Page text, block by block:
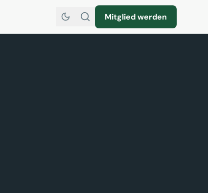
Mitglied werden